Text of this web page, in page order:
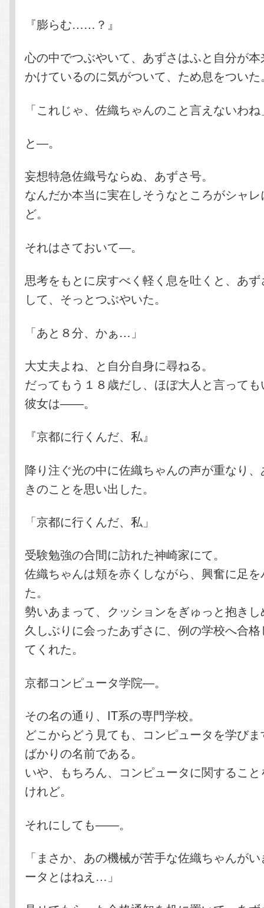
『膨らむ……？』
心の中でつぶやいて、あずさはふと自分が
かけているのに気がついて、ため息をついた
「これじゃ、佐織ちゃんのこと言えないわ
と―。
妄想特急佐織号ならぬ、あずさ号。
なんだか本当に実在しそうなところがシャ
ど。
それはさておいて―。
思考をもとに戻すべく軽く息を吐くと、あ
して、そっとつぶやいた。
「あと８分、かぁ…」
大丈夫よね、と自分自身に尋ねる。
だってもう１８歳だし、ほぼ大人と言って
彼女は――。
『京都に行くんだ、私』
降り注ぐ光の中に佐織ちゃんの声が重なり
きのことを思い出した。
「京都に行くんだ、私」
受験勉強の合間に訪れた神崎家にて。
佐織ちゃんは頬を赤くしながら、興奮に足
た。
勢いあまって、クッションをぎゅっと抱き
久しぶりに会ったあずさに、例の学校へ合
てくれた。
京都コンピュータ学院―。
その名の通り、IT系の専門学校。
どこからどう見ても、コンピュータを学び
ばかりの名前である。
いや、もちろん、コンピュータに関するこ
けれど。
それにしても――。
「まさか、あの機械が苦手な佐織ちゃんが
ータとはねえ…」